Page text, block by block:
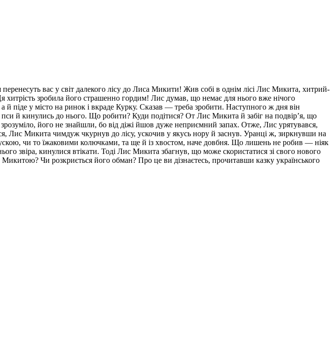
перенесуть вас у світ далекого лісу до Лиса Микити! Жив собі в однім лісі Лис Микита, хитрий-
зробила його страшенно гордим! Лис думав, що немає для нього вже нічого
піде у місто на ринок і вкраде Курку. Сказав — треба зробити. Наступного ж дня він
й кинулись до нього. Що робити? Куди подітися? От Лис Микита й забіг на подвір’я, що
його не знайшли, бо від діжі йшов дуже неприємний запах. Отже, Лис урятувався,
Лис Микита чимдуж чкурнув до лісу, ускочив у якусь нору й заснув. Уранці ж, зиркнувши на
чи то їжаковими колючками, та ще й із хвостом, наче довбня. Що лишень не робив — ніяк
звіра, кинулися втікати. Тоді Лис Микита збагнув, що може скористатися зі свого нового
Чи розкриється його обман? Про це ви дізнаєтесь, прочитавши казку українського